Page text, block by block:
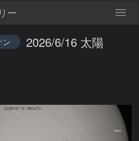
ー
ン 2026/6/16 太陽